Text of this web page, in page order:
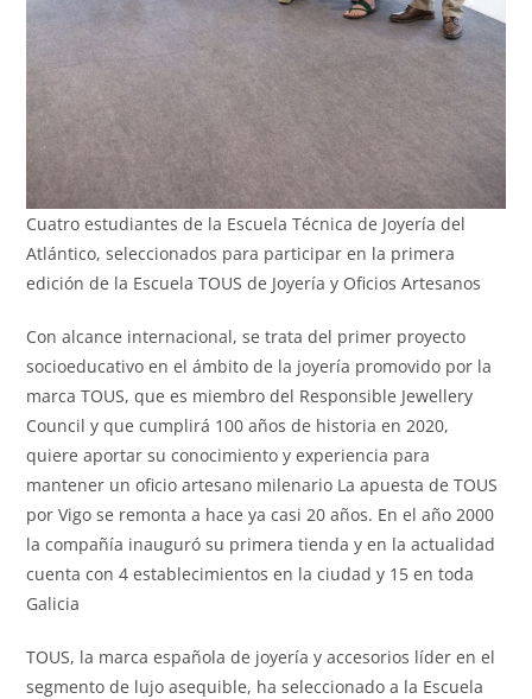
Cuatro estudiantes de la Escuela Técnica de Joyería del
Atlántico, seleccionados para participar en la primera
edición de la Escuela TOUS de Joyería y Oficios Artesanos
Con alcance internacional, se trata del primer proyecto
socioeducativo en el ámbito de la joyería promovido por la
marca TOUS, que es miembro del Responsible Jewellery
Council y que cumplirá 100 años de historia en 2020,
quiere aportar su conocimiento y experiencia para
mantener un oficio artesano milenario La apuesta de TOUS
por Vigo se remonta a hace ya casi 20 años. En el año 2000
la compañía inauguró su primera tienda y en la actualidad
cuenta con 4 establecimientos en la ciudad y 15 en toda
Galicia
TOUS, la marca española de joyería y accesorios líder en el
segmento de lujo asequible, ha seleccionado a la Escuela